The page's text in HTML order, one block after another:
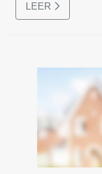
antioqueña
incremento anual
LEER